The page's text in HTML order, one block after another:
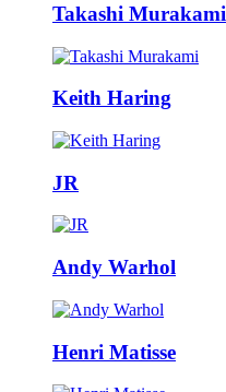
Takashi Murakami
Keith Haring
JR
Andy Warhol
Henri Matisse